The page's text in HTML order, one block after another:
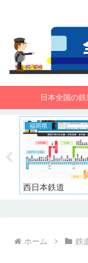
日本全国の
福岡県
西日本鉄道
ホーム 鉄